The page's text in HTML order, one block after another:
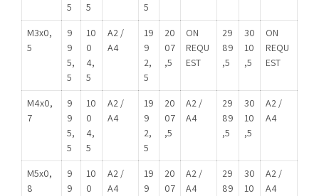
5
5
5
M3x0,
5
9
9
5,
5
10
0
4,
5
A2 /
A4
19
9
2,
5
20
07
,5
ON
REQU
EST
29
89
,5
30
10
,5
ON
REQU
EST
M4x0,
7
9
9
5,
5
10
0
4,
5
A2 /
A4
19
9
2,
5
20
07
,5
A2 /
A4
29
89
,5
30
10
,5
A2 /
A4
M5x0,
8
9
9
10
0
A2 /
A4
19
9
20
07
A2 /
A4
29
89
30
10
A2 /
A4